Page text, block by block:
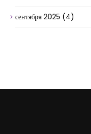
сентября 2025 (4)